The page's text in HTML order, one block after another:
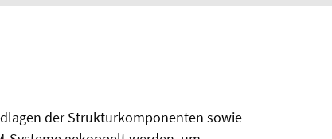
der Strukturkomponenten sowie